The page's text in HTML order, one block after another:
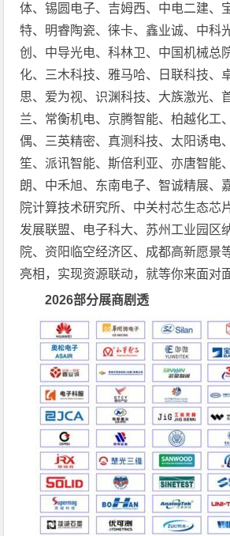
体、锡圆电子、吉姆西、中电二建、
特、明睿陶瓷、徕卡、鑫业诚、中科
创、中导光电、科林卫、中国机械总
化、三木科技、雅马哈、日联科技、
思、爱为视、识渊科技、大族激光、
兰、常衡机电、京腾智能、柏越化工
偶、三英精密、真测科技、太阳诱电
笙、派讯智能、斯倍利亚、亦唐智能
朗、中禾旭、东南电子、智诚精展、
院计算技术研究所、中关村芯生态芯
发展联盟、电子科大、苏州工业园区
院、资阳临空经济区、成都高新愿景
亮相，实现资源联动，就等你来面对
2026部分展商剧透